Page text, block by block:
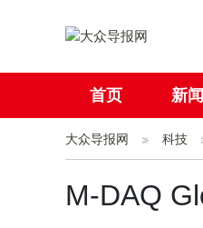
首页 新闻
社会 国际
大众导报网 科技
M-DAQ